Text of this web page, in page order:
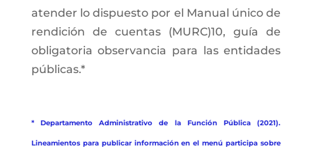
atender lo dispuesto por el Manual único de
rendición de cuentas (MURC)10, guía de
obligatoria observancia para las entidades
públicas.*
* Departamento Administrativo de la Función Pública (2021).
Lineamientos para publicar información en el menú participa sobre